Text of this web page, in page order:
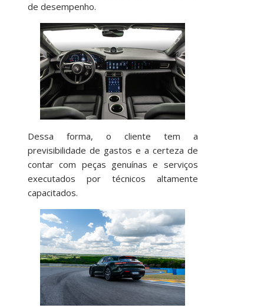
de desempenho.
Dessa forma, o cliente tem a
previsibilidade de gastos e a certeza de
contar com peças genuínas e serviços
executados por técnicos altamente
capacitados.